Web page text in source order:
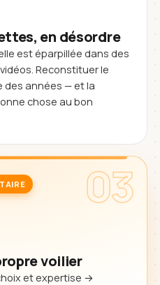
en désordre
est éparpillée dans des
Reconstituer le
des années — et la
chose au bon
03
voilier
et expertise →